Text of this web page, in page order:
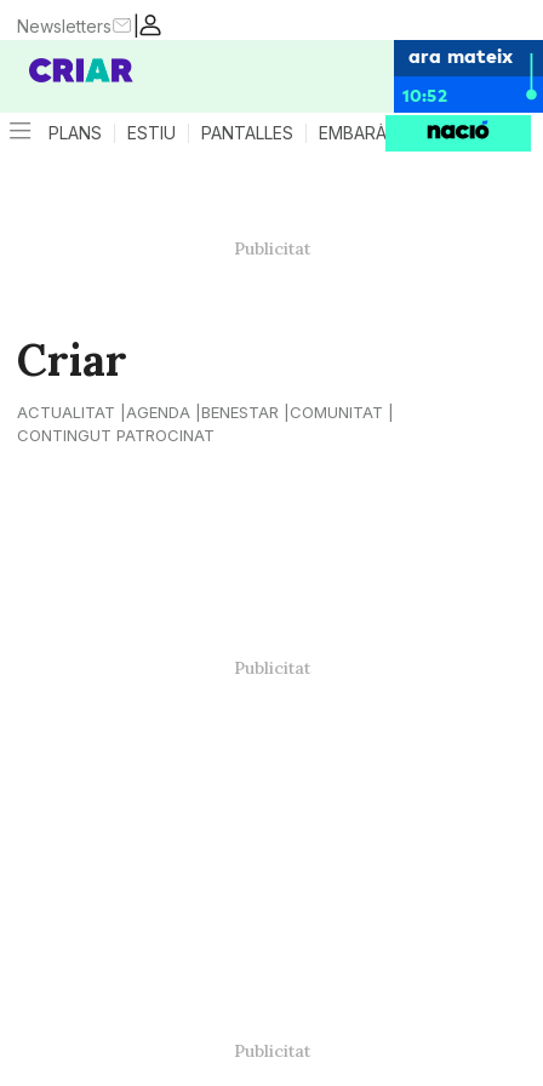
|
Newsletters
ara mateix
10:52
PLANS ESTIU PANTALLES EMBARÀS CRIANÇA
Criar
ACTUALITAT AGENDA BENESTAR
COMUNITAT
CONTINGUT PATROCINAT